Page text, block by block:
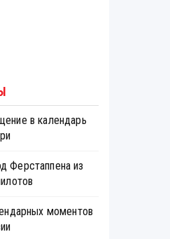
в календарь
Ферстаппена из
моментов